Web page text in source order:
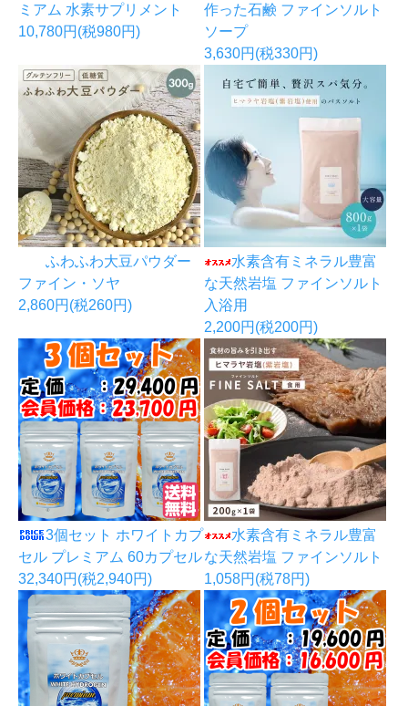
ミアム 水素サプリメント
10,780円(税980円)
作った石鹸 ファインソルト
ソープ
3,630円(税330円)
ふわふわ大豆パウダー
ファイン・ソヤ
2,860円(税260円)
水素含有ミネラル豊富
な天然岩塩 ファインソルト
入浴用
2,200円(税200円)
3個セット ホワイトカプ
セル プレミアム 60カプセル
32,340円(税2,940円)
水素含有ミネラル豊富
な天然岩塩 ファインソルト
1,058円(税78円)